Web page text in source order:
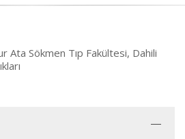
Ata Sökmen Tıp Fakültesi, Dahili